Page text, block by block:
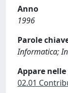
Anno
1996
Parole
Informatica;
Appare
02.01